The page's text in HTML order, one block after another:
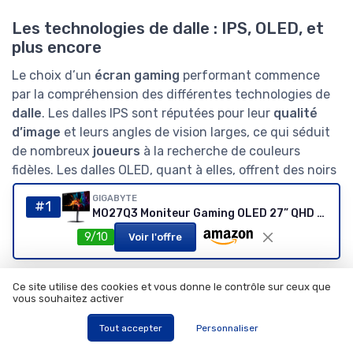
Les technologies de dalle : IPS, OLED, et
plus encore
Le choix d’un écran gaming performant commence
par la compréhension des différentes technologies de
dalle. Les dalles IPS sont réputées pour leur qualité
d’image et leurs angles de vision larges, ce qui séduit
de nombreux joueurs à la recherche de couleurs
fidèles. Les dalles OLED, quant à elles, offrent des noirs
profonds et un contraste impressionnant, idéales pour
jeux
immersifs et les titres compétitifs. On retrouve
aussi des modèles VA, appréciés pour leur bon
compromis entre contraste et réactivité.
Résolution et taux de rafraîchissement :
un duo essentiel
influe directement sur la netteté de
#1 GIGABYTE
MO27Q3 Moniteur Gaming OLED 27” QHD - 2560 x 1440, 360Hz, 0.03ms, 250 CD/m², G-Sync Compatible, FreeSync Premium Pro, Display HDR True Black 400, HDMI 2.1, DisplayPort 1.4
9/10
Voir l'offre
Ce site utilise des cookies et vous donne le contrôle sur ceux que
vous souhaitez activer
Tout accepter Personnaliser